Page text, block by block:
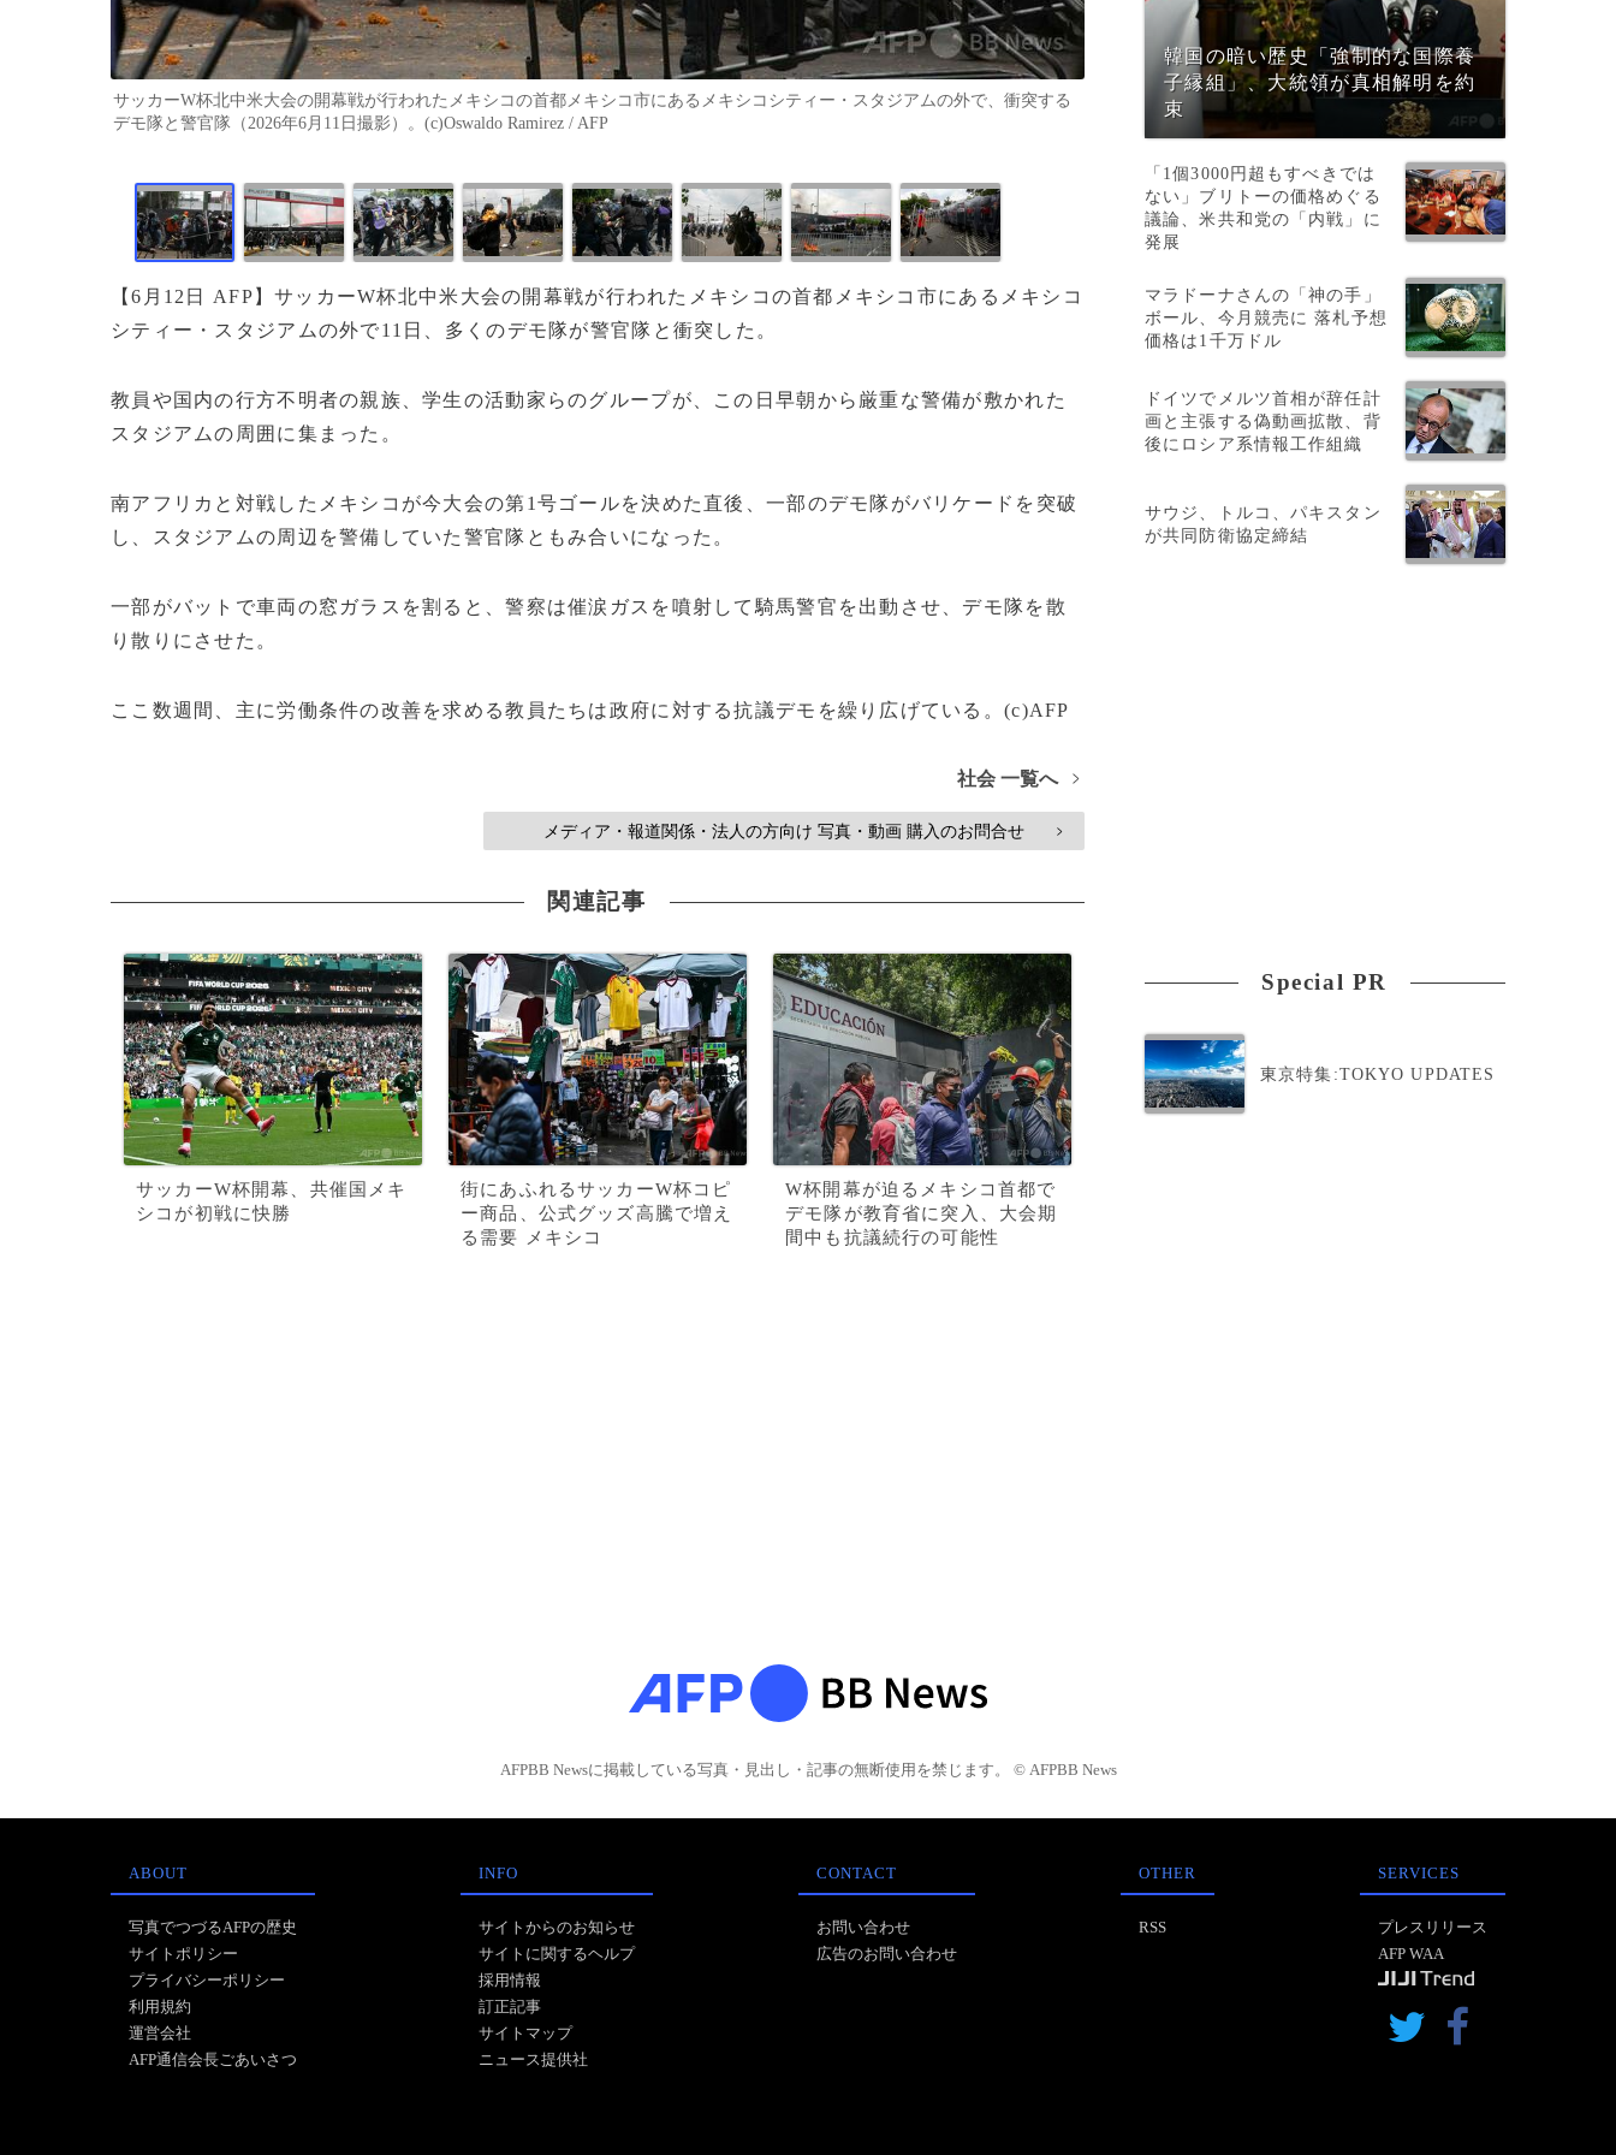
サッカーW杯北中米大会の開幕戦が行われたメキシコの首都メキシコ市にあるメキシコシティー・スタジアムの外で、衝突する
デモ隊と警官隊（2026年6月11日撮影）。(c)Oswaldo Ramirez / AFP
【6月12日 AFP】サッカーW杯北中米大会の開幕戦が行われたメキシコの首都メキシコ市にあるメキシコ
シティー・スタジアムの外で11日、多くのデモ隊が警官隊と衝突した。
教員や国内の行方不明者の親族、学生の活動家らのグループが、この日早朝から厳重な警備が敷かれた
スタジアムの周囲に集まった。
南アフリカと対戦したメキシコが今大会の第1号ゴールを決めた直後、一部のデモ隊がバリケードを突破
し、スタジアムの周辺を警備していた警官隊ともみ合いになった。
一部がバットで車両の窓ガラスを割ると、警察は催涙ガスを噴射して騎馬警官を出動させ、デモ隊を散
り散りにさせた。
ここ数週間、主に労働条件の改善を求める教員たちは政府に対する抗議デモを繰り広げている。(c)AFP
社会 一覧へ >
メディア・報道関係・法人の方向け 写真・動画 購入のお問合せ >
関連記事
サッカーW杯開幕、共催国メキ
シコが初戦に快勝
街にあふれるサッカーW杯コピ
ー商品、公式グッズ高騰で増え
る需要 メキシコ
W杯開幕が迫るメキシコ首都で
デモ隊が教育省に突入、大会期
間中も抗議続行の可能性
韓国の暗い歴史「強制的な国際養
子縁組」、大統領が真相解明を約
束
「1個3000円超もすべきでは
ない」ブリトーの価格めぐる
議論、米共和党の「内戦」に
発展
マラドーナさんの「神の手」
ボール、今月競売に 落札予想
価格は1千万ドル
ドイツでメルツ首相が辞任計
画と主張する偽動画拡散、背
後にロシア系情報工作組織
サウジ、トルコ、パキスタン
が共同防衛協定締結
Special PR
東京特集:TOKYO UPDATES
AFPBB Newsに掲載している写真・見出し・記事の無断使用を禁じます。 © AFPBB News
ABOUT
写真でつづるAFPの歴史
サイトポリシー
プライバシーポリシー
利用規約
運営会社
AFP通信会長ごあいさつ
INFO
サイトからのお知らせ
サイトに関するヘルプ
採用情報
訂正記事
サイトマップ
ニュース提供社
CONTACT
お問い合わせ
広告のお問い合わせ
OTHER
RSS
SERVICES
プレスリリース
AFP WAA